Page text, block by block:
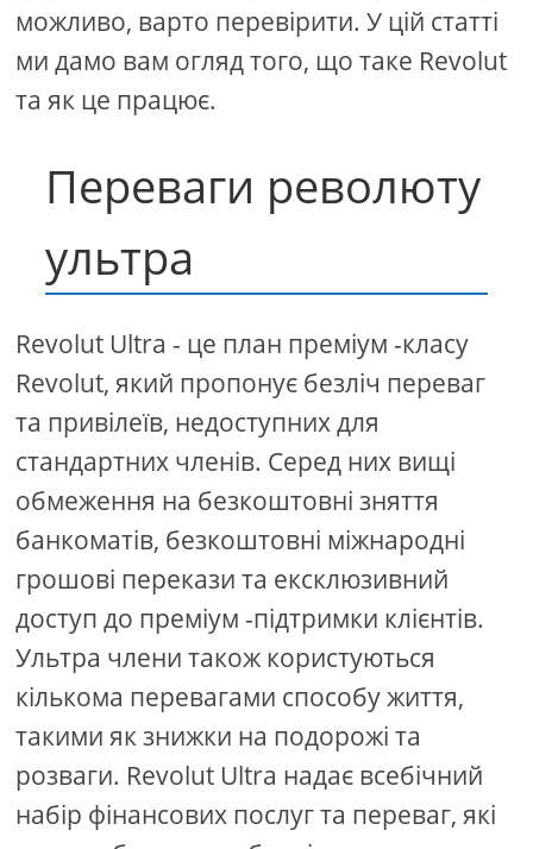
можливо, варто перевірити. У цій статті
ми дамо вам огляд того, що таке Revolut
та як це працює.
Переваги революту
ультра
Revolut Ultra - це план преміум -класу
Revolut, який пропонує безліч переваг
та привілеїв, недоступних для
стандартних членів. Серед них вищі
обмеження на безкоштовні зняття
банкоматів, безкоштовні міжнародні
грошові перекази та ексклюзивний
доступ до преміум -підтримки клієнтів.
Ультра члени також користуються
кількома перевагами способу життя,
такими як знижки на подорожі та
розваги. Revolut Ultra надає всебічний
набір фінансових послуг та переваг, які